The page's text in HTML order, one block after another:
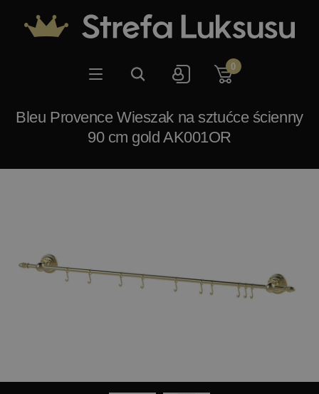
0
Bleu Provence Wieszak na sztućce ścienny
90 cm gold AK001OR